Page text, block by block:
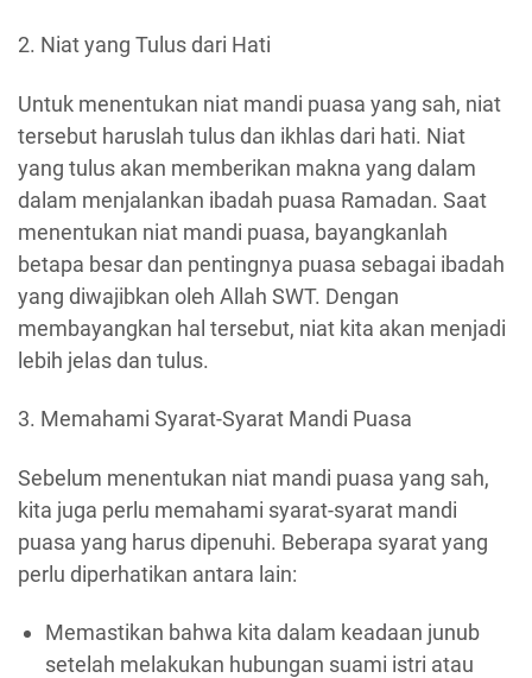
2. Niat yang Tulus dari Hati
Untuk menentukan niat mandi puasa yang sah, niat
tersebut haruslah tulus dan ikhlas dari hati. Niat
yang tulus akan memberikan makna yang dalam
dalam menjalankan ibadah puasa Ramadan. Saat
menentukan niat mandi puasa, bayangkanlah
betapa besar dan pentingnya puasa sebagai ibadah
yang diwajibkan oleh Allah SWT. Dengan
membayangkan hal tersebut, niat kita akan menjadi
lebih jelas dan tulus.
3. Memahami Syarat-Syarat Mandi Puasa
Sebelum menentukan niat mandi puasa yang sah,
kita juga perlu memahami syarat-syarat mandi
puasa yang harus dipenuhi. Beberapa syarat yang
perlu diperhatikan antara lain:
Memastikan bahwa kita dalam keadaan junub
setelah melakukan hubungan suami istri atau